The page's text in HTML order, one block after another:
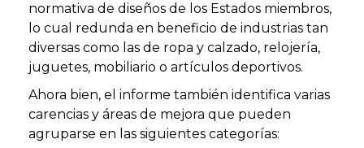
normativa de diseños de los Estados miembros,
lo cual redunda en beneficio de industrias tan
diversas como las de ropa y calzado, relojería,
juguetes, mobiliario o artículos deportivos.
Ahora bien, el informe también identifica varias
carencias y áreas de mejora que pueden
agruparse en las siguientes categorías: